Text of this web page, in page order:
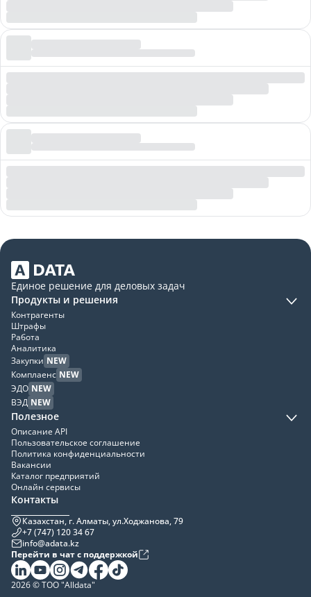
Единое решение для деловых задач
Продукты и решения
Контрагенты
Штрафы
Работа
Аналитика
Закупки NEW
Комплаенс NEW
ЭДО NEW
ВЭД NEW
Полезное
Описание API
Пользовательское соглашение
Политика конфиденциальности
Вакансии
Каталог предприятий
Онлайн сервисы
Контакты
Казахстан, г. Алматы, ул.Ходжанова, 79
+7 (747) 120 34 67
info@adata.kz
Перейти в чат с поддержкой
2026 © ТОО "Alldata"